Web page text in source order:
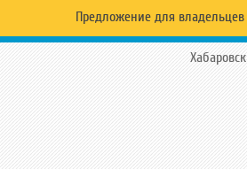
Предложение для владельцев
Хабаровск